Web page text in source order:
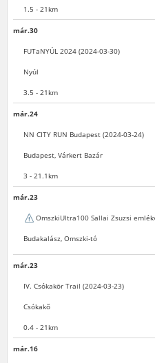
1.5 - 21km
már.30
FUTaNYÚL 2024 (2024-03-30)
Nyúl
3.5 - 21km
már.24
NN CITY RUN Budapest (2024-03-24)
Budapest, Várkert Bazár
3 - 21.1km
már.23
OmszkiUltra100 Sallai Zsuzsi
Budakalász, Omszki-tó
már.23
IV. Csókakör Trail (2024-03-23)
Csókakő
0.4 - 21km
már.16